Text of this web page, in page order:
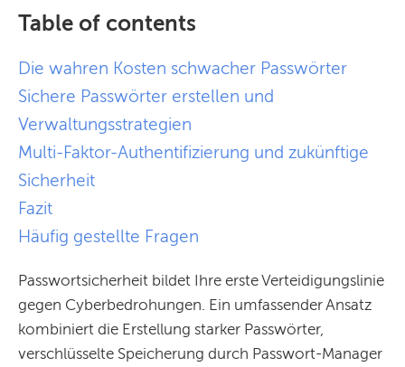
Table of contents
Die wahren Kosten schwacher Passwörter
Sichere Passwörter erstellen und
Verwaltungsstrategien
Multi-Faktor-Authentifizierung und zukünftige
Sicherheit
Fazit
Häufig gestellte Fragen
Passwortsicherheit bildet Ihre erste Verteidigungslinie
gegen Cyberbedrohungen. Ein umfassender Ansatz
kombiniert die Erstellung starker Passwörter,
verschlüsselte Speicherung durch Passwort-Manager